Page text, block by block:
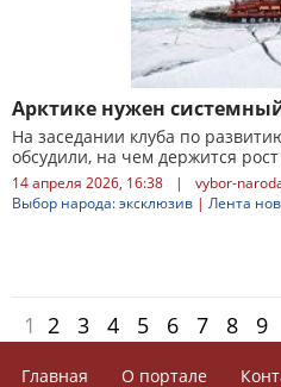
Арктике нужен
На заседании клуба по
обсудили, на чем держится
14 апреля 2026, 16:38 |
vybor-
Выбор народа: эксклюзив | Лента
1 2 3 4 5 6 7 8 9
Главная О портале